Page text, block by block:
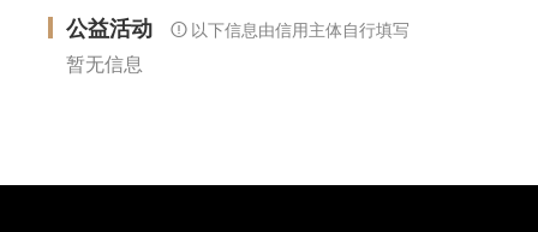
公益活动 以下信息由信用主体自行填写
暂无信息